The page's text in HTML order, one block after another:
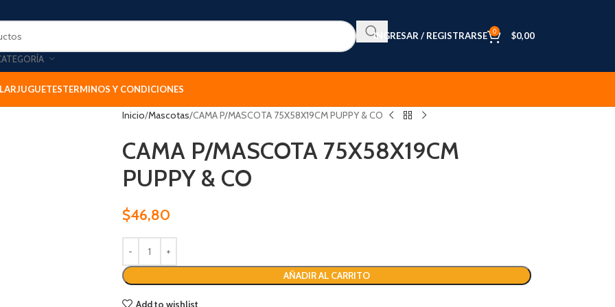
INGRESAR / REGISTRARSE 0 $0,00
JUGUETESTERMINOS Y CONDICIONES
Inicio Mascotas CAMA P/MASCOTA 75X58X19CM PUPPY & CO
CAMA P/MASCOTA 75X58X19CM
PUPPY & CO
$46,80
AÑADIR AL CARRITO
Add to wishlist